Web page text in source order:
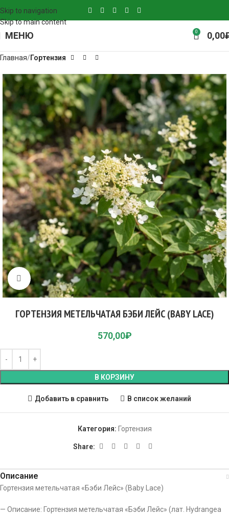
Skip to navigation
Skip to main content
МЕНЮ 0 0,00
Главная Гортензия
Click to enlarge
ГОРТЕНЗИЯ МЕТЕЛЬЧАТАЯ БЭБИ ЛЕЙС (BABY LACE)
570,00₽
В КОРЗИНУ
Добавить в сравнить В список желаний
Категория: Гортензия
Share:
Описание
Гортензия метельчатая «Бэби Лейс» (Baby Lace)
— Описание: Гортензия метельчатая «Бэби Лейс» (лат. Hydrangea